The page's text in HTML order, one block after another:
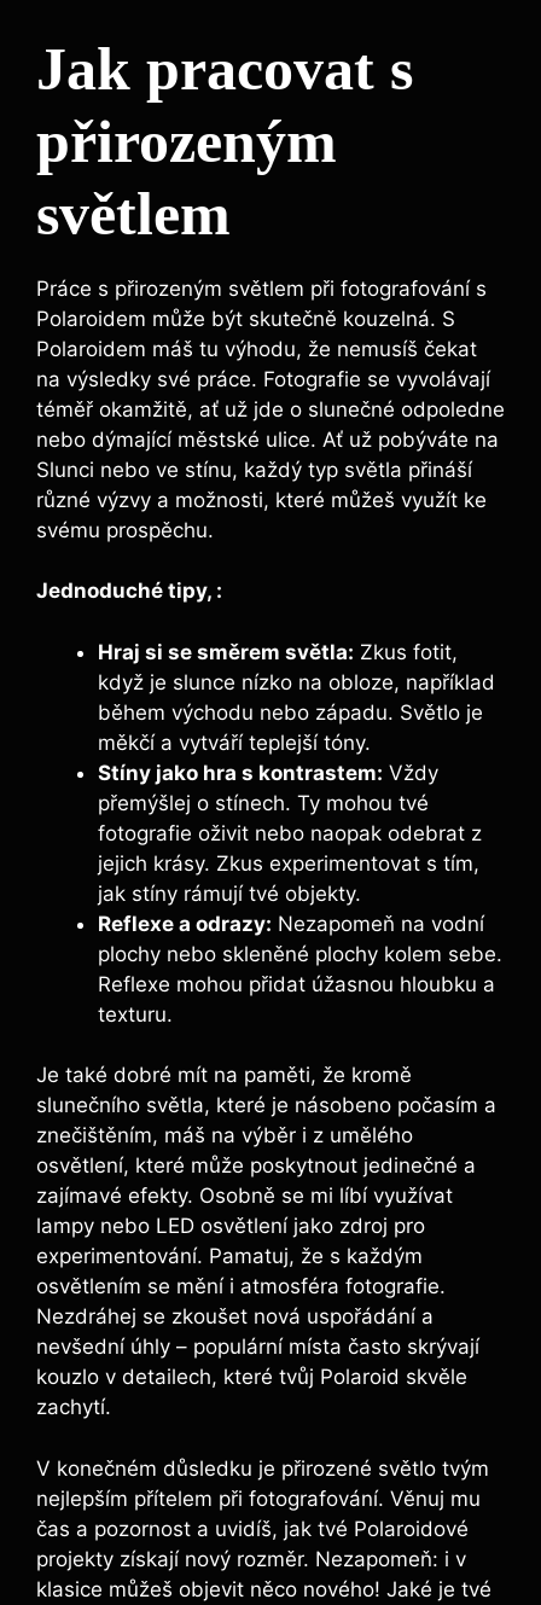
Jak pracovat‌ s
‍přirozeným
světlem
Práce s přirozeným světlem‍ při​ fotografování s
Polaroidem může být ⁢skutečně kouzelná. S
Polaroidem ‌máš tu výhodu,⁢ že nemusíš‌ čekat
‌na výsledky své práce. Fotografie se vyvolávají
téměř okamžitě, ať⁢ už jde o slunečné ⁣odpoledne
nebo dýmající městské⁣ ulice. Ať už‌ pobýváte na
Slunci nebo ‌ve stínu, ‌každý typ světla ⁣přináší​
různé výzvy a možnosti, které můžeš využít ke
svému prospěchu.
Jednoduché ⁢tipy, :
Hraj si se‍ směrem světla: ​Zkus fotit,⁤
když je slunce⁤ nízko ‌na obloze,⁤ například ​
během východu⁢ nebo⁢ západu. ⁤Světlo je
měkčí a vytváří teplejší tóny.
Stíny jako hra s kontrastem: ​Vždy
přemýšlej o stínech. Ty mohou tvé⁤
fotografie ‌oživit nebo naopak odebrat ⁤z
jejich krásy. Zkus experimentovat s tím,​
jak stíny rámují tvé objekty.
Reflexe a odrazy: Nezapomeň na vodní⁢
plochy nebo skleněné plochy kolem sebe.
Reflexe mohou přidat úžasnou hloubku a
texturu.
Je také dobré mít ‍na paměti,‌ že kromě
‍slunečního světla, které je ⁤násobeno‍ počasím a
znečištěním, máš na ⁣výběr i z umělého
osvětlení, které může ‌poskytnout jedinečné a
zajímavé efekty. Osobně se mi‌ líbí využívat⁢
lampy nebo ⁤LED osvětlení jako zdroj pro
experimentování. Pamatuj, že ‍s každým
osvětlením se mění i​ atmosféra ⁢fotografie.
Nezdráhej⁢ se zkoušet nová⁣ uspořádání a‌
nevšední úhly‌ – populární místa‌ často skrývají‌
kouzlo‌ v detailech, které tvůj Polaroid skvěle
zachytí.
V konečném ‍důsledku je přirozené ⁤světlo tvým‍
nejlepším přítelem při fotografování. ‌Věnuj​ mu
čas a pozornost ⁤a uvidíš, jak tvé Polaroidové
projekty ⁤získají⁤ nový rozměr. Nezapomeň: i v
klasice můžeš‍ objevit⁣ něco‍ nového! Jaké je tvé‌